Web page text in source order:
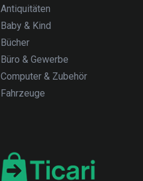
Antiquitäten
Baby & Kind
Bücher
Büro & Gewerbe
Computer & Zubehör
Fahrzeuge